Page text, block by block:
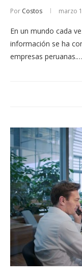
Por Costos marzo
En un mundo cada
información se ha
empresas peruanas.…